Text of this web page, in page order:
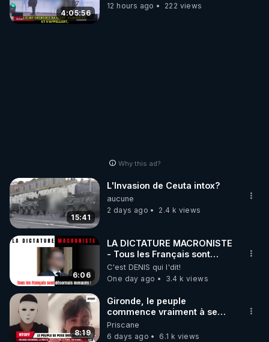
4:05:56
12 hours ago
222 views
Why this ad?
15:41
L'Invasion de Ceuta intox?
aucune
2 days ago
2.4 k views
6:06
LA DICTATURE MACRONISTE
- Tous les Français sont
désormais menacés !
C'est DENIS qui l'dit!
One day ago
3.4 k views
8:19
Gironde, le peuple
commence vraiment à se
poser des questions !
Qu'est-ce qu'il nous cache...
Priscane
6 days ago
6.1 k views